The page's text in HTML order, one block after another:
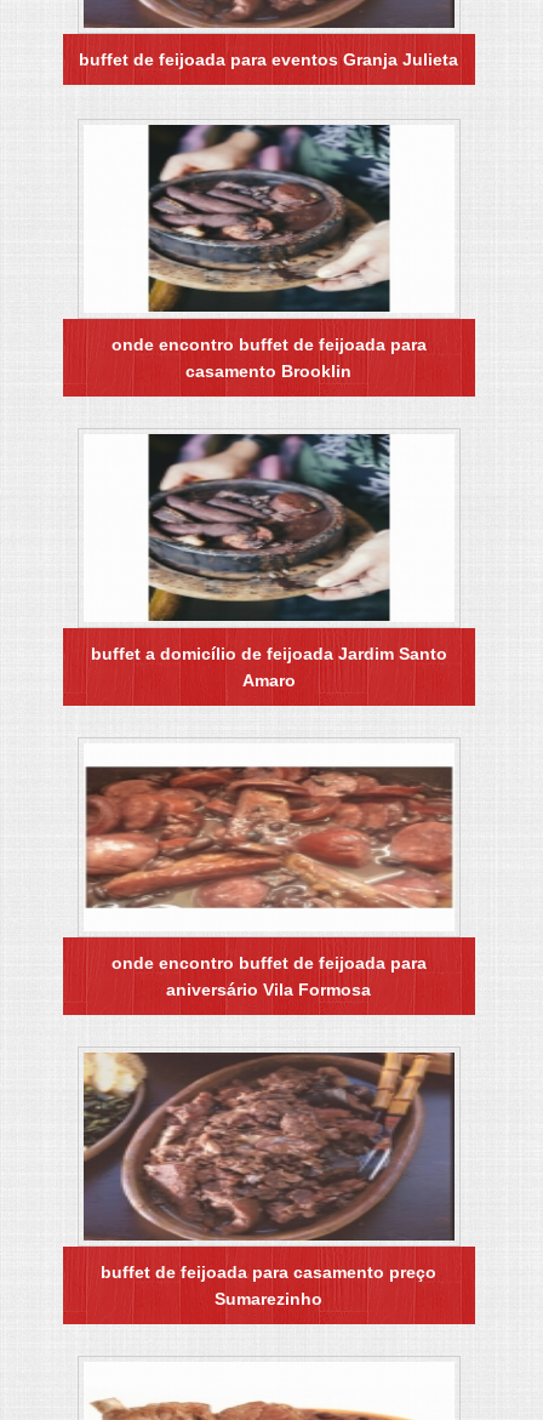
buffet de feijoada para eventos Granja Julieta
onde encontro buffet de feijoada para
casamento Brooklin
buffet a domicílio de feijoada Jardim Santo
Amaro
onde encontro buffet de feijoada para
aniversário Vila Formosa
buffet de feijoada para casamento preço
Sumarezinho